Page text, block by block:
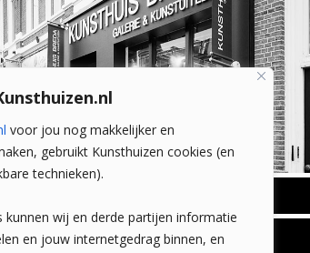
voor jou nog makkelijker en
gebruikt Kunsthuizen cookies (en
technieken).
kunnen wij en derde partijen informatie
en jouw internetgedrag binnen, en
11
CONTACT